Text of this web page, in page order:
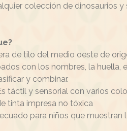
colección de dinosaurios
de tilo del medio oeste de
con los nombres, la
y combinar.
táctil y sensorial con varios
tinta impresa no tóxica
para niños que